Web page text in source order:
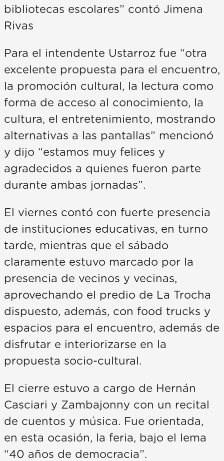
bibliotecas escolares” contó Jimena
Rivas
Para el intendente Ustarroz fue “otra
excelente propuesta para el encuentro,
la promoción cultural, la lectura como
forma de acceso al conocimiento, la
cultura, el entretenimiento, mostrando
alternativas a las pantallas” mencionó
y dijo “estamos muy felices y
agradecidos a quienes fueron parte
durante ambas jornadas”.
El viernes contó con fuerte presencia
de instituciones educativas, en turno
tarde, mientras que el sábado
claramente estuvo marcado por la
presencia de vecinos y vecinas,
aprovechando el predio de La Trocha
dispuesto, además, con food trucks y
espacios para el encuentro, además de
disfrutar e interiorizarse en la
propuesta socio-cultural.
El cierre estuvo a cargo de Hernán
Casciari y Zambajonny con un recital
de cuentos y música. Fue orientada,
en esta ocasión, la feria, bajo el lema
“40 años de democracia”.